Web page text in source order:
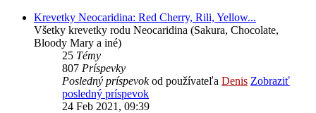
Krevetky Neocaridina: Red Cherry, Rili, Yellow...
Všetky krevetky rodu Neocaridina (Sakura, Chocolate,
Bloody Mary a iné)
25 Témy
807 Príspevky
Posledný príspevokod používateľa Denis Zobraziť
posledný príspevok
24 Feb 2021, 09:39